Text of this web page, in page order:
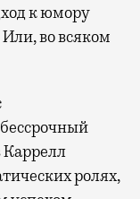
к юмору
во всяком
Каррелл
ролях,